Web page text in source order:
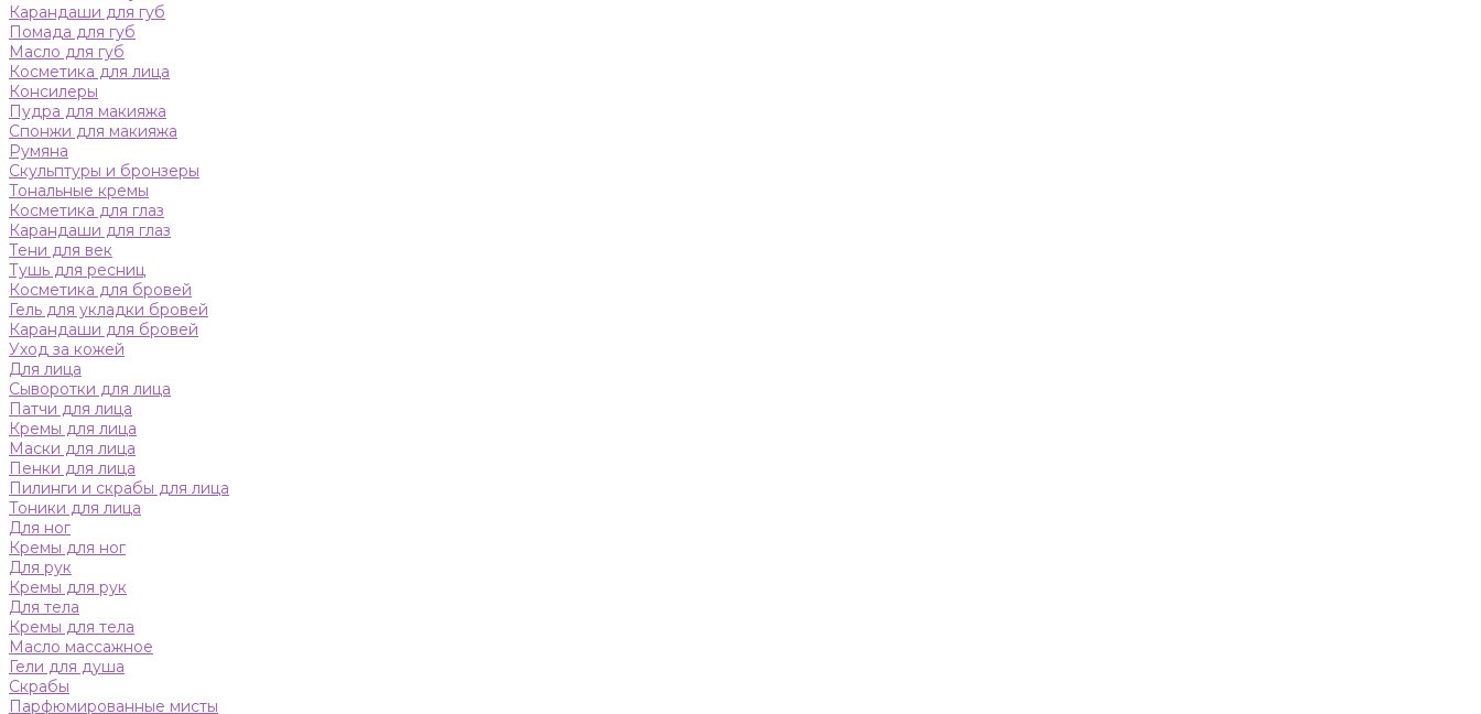
Карандаши для губ
Помада для губ
Масло для губ
Косметика для лица
Консилеры
Пудра для макияжа
Спонжи для макияжа
Румяна
Скульптуры и бронзеры
Тональные кремы
Косметика для глаз
Карандаши для глаз
Тени для век
Тушь для ресниц
Косметика для бровей
Гель для укладки бровей
Карандаши для бровей
Уход за кожей
Для лица
Сыворотки для лица
Патчи для лица
Кремы для лица
Маски для лица
Пенки для лица
Пилинги и скрабы для лица
Тоники для лица
Для ног
Кремы для ног
Для рук
Кремы для рук
Для тела
Кремы для тела
Масло массажное
Гели для душа
Скрабы
Парфюмированные мисты